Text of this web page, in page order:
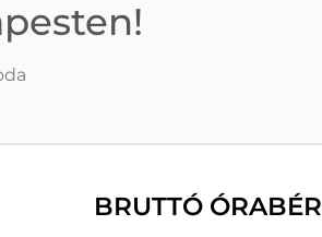
BRUTTÓ ÓRABÉR